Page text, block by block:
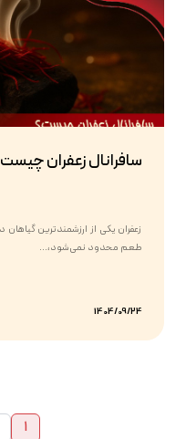
سافرانال زعفران
زعفران یکی از ارزشمندترین
طعم محدود نمی‌شود،...
1404/09/24
1